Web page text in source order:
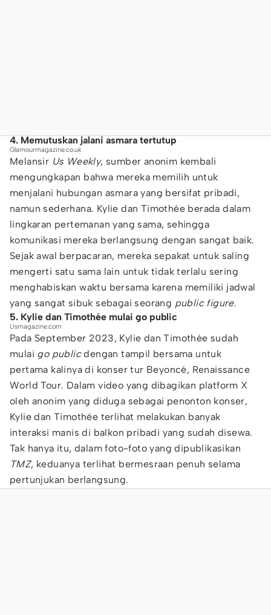
4. Memutuskan jalani asmara tertutup
Glamourmagazine.co.uk
Melansir Us Weekly, sumber anonim kembali
mengungkapan bahwa mereka memilih untuk
menjalani hubungan asmara yang bersifat pribadi,
namun sederhana. Kylie dan Timothée berada dalam
lingkaran pertemanan yang sama, sehingga
komunikasi mereka berlangsung dengan sangat baik.
Sejak awal berpacaran, mereka sepakat untuk saling
mengerti satu sama lain untuk tidak terlalu sering
menghabiskan waktu bersama karena memiliki jadwal
yang sangat sibuk sebagai seorang public figure.
5. Kylie dan Timothée mulai go public
Usmagazine.com
Pada September 2023, Kylie dan Timothée sudah
mulai go publicdengan tampil bersama untuk
pertama kalinya di konser tur Beyoncé, Renaissance
World Tour. Dalam video yang dibagikan platform X
oleh anonim yang diduga sebagai penonton konser,
Kylie dan Timothée terlihat melakukan banyak
interaksi manis di balkon pribadi yang sudah disewa.
Tak hanya itu, dalam foto-foto yang dipublikasikan
TMZ, keduanya terlihat bermesraan penuh selama
pertunjukan berlangsung.